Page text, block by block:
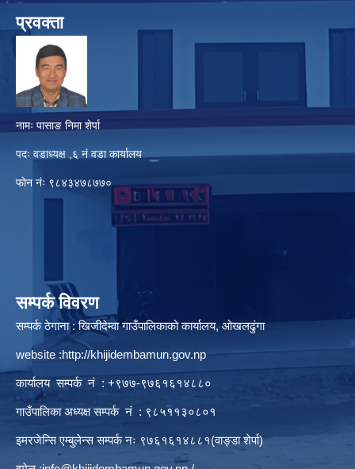
प्रवक्ता
नामः पासाङ निमा शेर्पा
पदः वडाध्यक्ष ,६ नं वडा कार्यालय
फाेन नंः ९८४३४७८७७०
सम्पर्क विवरण
सम्पर्क ठेगाना : खिजीदेम्वा गाउँपालिकाको कार्यालय, ओखलढुंगा
website :http://khijidembamun.gov.np
कार्यालय सम्पर्क नं : +९७७-९७६१६१४८८०
गाउँपालिका अध्यक्ष सम्पर्क नं : ९८५११३०८०१
इमरजेन्सि एम्बुलेन्स सम्पर्क न‌ः ९७६१६१४८८१(वाङ्डा शेर्पा)